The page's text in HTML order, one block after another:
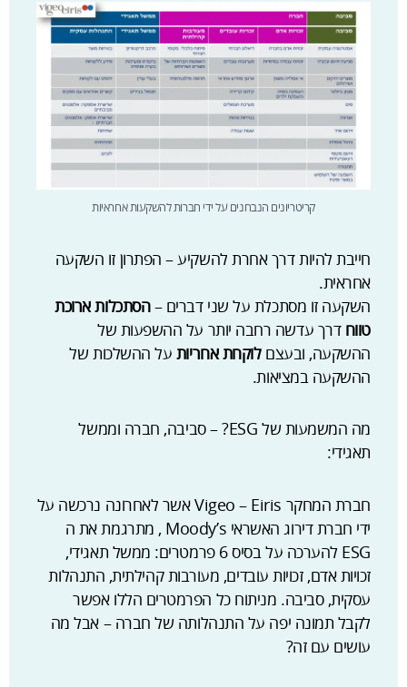
קריטריונים הנבחנים על ידי חברות להשקעות אחראיות
חייבת להיות דרך אחרת להשקיע – הפתרון זו השקעה
אחראית.
השקעה זו מסתכלת על שני דברים –הסתכלות ארוכת
טווח דרך עדשה רחבה יותר על ההשפעות של
ההשקעה, ובעצםלוקחת אחריות על ההשלכות של
ההשקעה במציאות.
מה המשמעות של ESG? – סביבה, חברה וממשל
תאגידי:
חברת המחקר Vigeo – Eiris אשר לאחרונה נרכשה על
ידי חברת דירוג האשראי Moody’s , מתרגמת את ה
ESG להערכה על בסיס 6 פרמטרים: ממשל תאגידי,
זכויות אדם, זכויות עובדים, מעורבות קהילתית, התנהלות
עסקית, סביבה. מניתוח כל הפרמטרים הללו אפשר
לקבל תמונה יפה על התנהלותה של חברה – אבל מה
עושים עם זה?